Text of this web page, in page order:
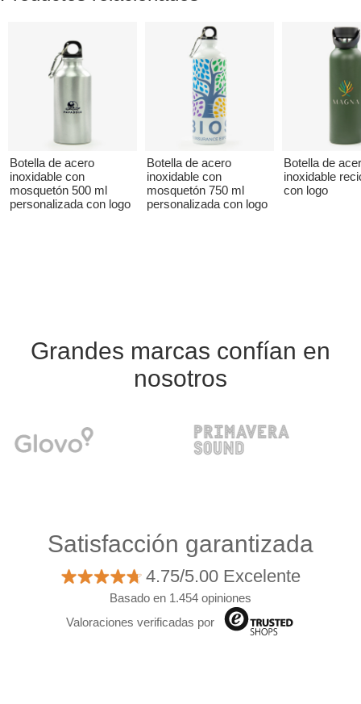
Botella de acero
inoxidable con
mosquetón 500 ml
personalizada con logo
Botella de acero
inoxidable con
mosquetón 750 ml
personalizada con logo
Botella de
inoxidable
con logo
Grandes marcas confían en
nosotros
Satisfacción garantizada
4.75/5.00 Excelente
Basado en 1.454 opiniones
Valoraciones verificadas por